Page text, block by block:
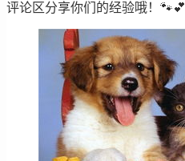
评论区分享你们的经验哦！🐾💕